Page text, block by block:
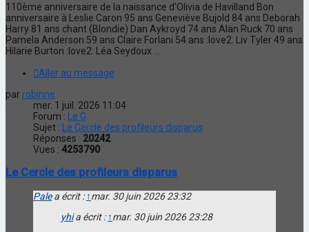
110ème anniversaire de la naissance d'Olivia de Havilland Bon
anniversaire à Leslie Caron 95 ans Geneviève Bujold 84 ans Deborah
Harry 81 ans chant (Blondie) Dan Aykroyd 74 ans Alan Ruck 70 ans
Pamela Anderson 59 ans Claire Forlani 54 ans :love2: Liv Tyler 49 ans
Hilarie Burton :love2: Léa Seydoux ...
Aller au message
par robinne
mer. 1 juil. 2026 11:04
Forum :
Le G
Sujet :
Le Cercle des profileurs disparus
Réponses : 20242
Vues : 4253790
Le Cercle des profileurs disparus
Palea écrit : ↑mar. 30 juin 2026 23:32
yhia écrit : ↑mar. 30 juin 2026 23:28